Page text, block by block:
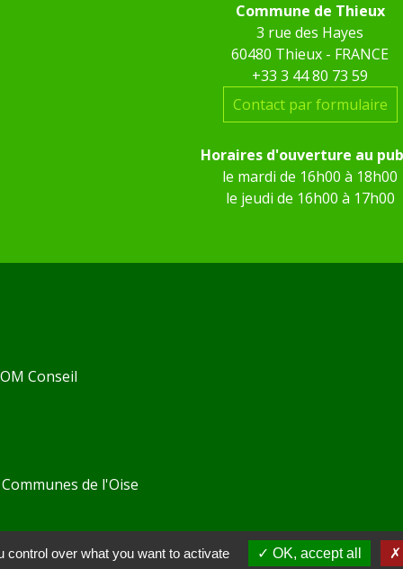
Commune de Thieux
3 rue des Hayes
60480 Thieux - FRANCE
+33 3 44 80 73 59
Contact par formulaire
Horaires d'ouverture au
le mardi de 16h00 à 18h00
le jeudi de 16h00 à 17h00
Conseil
de l'Oise
légales - Politique de confidentialité - Accessibilité
over what you want to activate OK, accept all